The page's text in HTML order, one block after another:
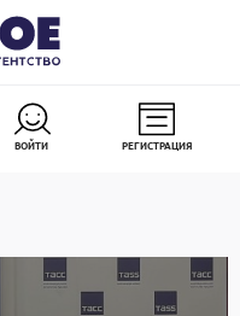
ВОЙТИ РЕГИСТРАЦИЯ